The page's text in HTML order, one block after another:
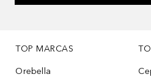
TOP MARCAS
Orebella